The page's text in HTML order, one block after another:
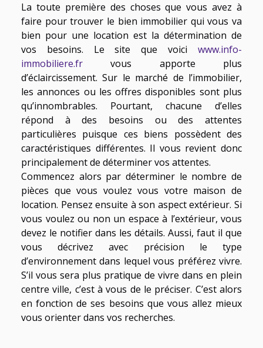
La toute première des choses que vous avez à
faire pour trouver le bien immobilier qui vous va
bien pour une location est la détermination de
vos besoins. Le site que voici www.info-
immobiliere.fr vous apporte plus
d’éclaircissement. Sur le marché de l’immobilier,
les annonces ou les offres disponibles sont plus
qu’innombrables. Pourtant, chacune d’elles
répond à des besoins ou des attentes
particulières puisque ces biens possèdent des
caractéristiques différentes. Il vous revient donc
principalement de déterminer vos attentes.
Commencez alors par déterminer le nombre de
pièces que vous voulez vous votre maison de
location. Pensez ensuite à son aspect extérieur. Si
vous voulez ou non un espace à l’extérieur, vous
devez le notifier dans les détails. Aussi, faut il que
vous décrivez avec précision le type
d’environnement dans lequel vous préférez vivre.
S’il vous sera plus pratique de vivre dans en plein
centre ville, c’est à vous de le préciser. C’est alors
en fonction de ses besoins que vous allez mieux
vous orienter dans vos recherches.